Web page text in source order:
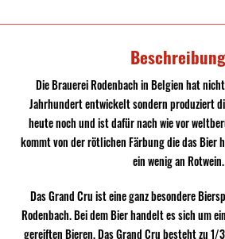
Beschreibung
Die Brauerei Rodenbach in Belgien hat
Jahrhundert entwickelt sondern produziert
heute noch und ist dafür nach wie vor
kommt von der rötlichen Färbung die das Bier
ein wenig an Rotwein.
Das Grand Cru ist eine ganz besondere
Rodenbach. Bei dem Bier handelt es sich um
gereiften Bieren. Das Grand Cru besteht zu 1/